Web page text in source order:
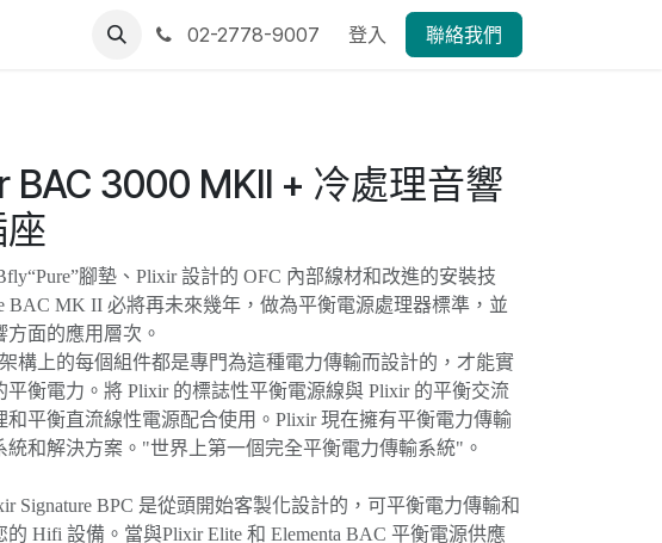
02-2778-9007 登入 聯絡我們
BAC 3000 MKII + 冷處理音響
腳墊、Plixir 設計的 OFC 內部線材和改進的安裝技
BAC MK II 必將再未來幾年，做為平衡電源處理器標準，並
方面的應用層次。
上的每個組件都是專門為這種電力傳輸而設計的，才能實
平衡電力。將 Plixir 的標誌性平衡電源線與 Plixir 的平衡交流
和平衡直流線性電源配合使用。Plixir 現在擁有平衡電力傳輸
統和解決方案。"世界上第一個完全平衡電力傳輸系統"。
Signature BPC 是從頭開始客製化設計的，可平衡電力傳輸和
的 Hifi 設備。當與Plixir Elite 和 Elementa BAC 平衡電源供應